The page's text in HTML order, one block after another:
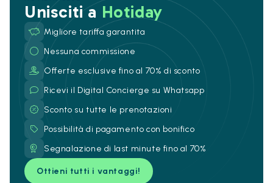
Unisciti a Hotiday
Migliore tariffa garantita
Nessuna commissione
Offerte esclusive fino al 70% di sconto
Ricevi il Digital Concierge su Whatsapp
Sconto su tutte le prenotazioni
Possibilità di pagamento con bonifico
Segnalazione di last minute fino al 70%
Ottieni tutti i vantaggi!